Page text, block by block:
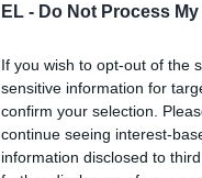
EL - Do Not Process
If you wish to opt-out of the
sensitive information for
confirm your selection.
continue seeing interest-
information disclosed to